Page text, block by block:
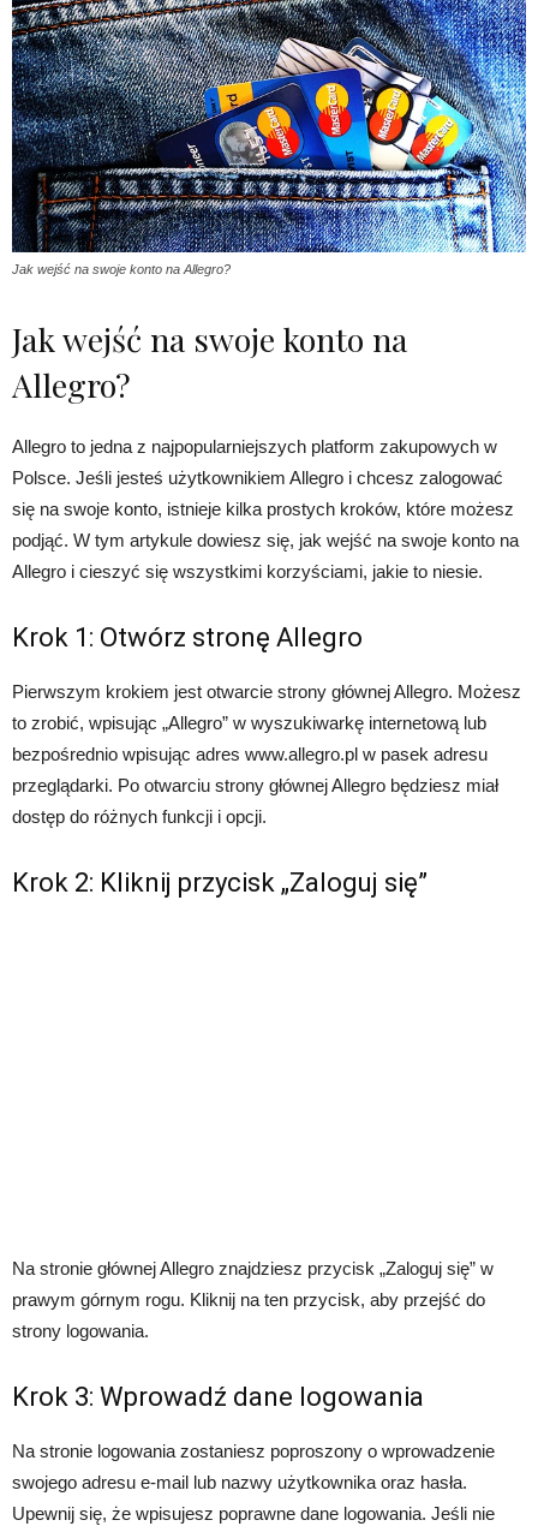
Jak wejść na swoje konto na Allegro?
Jak wejść na swoje konto na
Allegro?
Allegro to jedna z najpopularniejszych platform zakupowych w
Polsce. Jeśli jesteś użytkownikiem Allegro i chcesz zalogować
się na swoje konto, istnieje kilka prostych kroków, które możesz
podjąć. W tym artykule dowiesz się, jak wejść na swoje konto na
Allegro i cieszyć się wszystkimi korzyściami, jakie to niesie.
Krok 1: Otwórz stronę Allegro
Pierwszym krokiem jest otwarcie strony głównej Allegro. Możesz
to zrobić, wpisując „Allegro” w wyszukiwarkę internetową lub
bezpośrednio wpisując adres www.allegro.pl w pasek adresu
przeglądarki. Po otwarciu strony głównej Allegro będziesz miał
dostęp do różnych funkcji i opcji.
Krok 2: Kliknij przycisk „Zaloguj się”
Na stronie głównej Allegro znajdziesz przycisk „Zaloguj się” w
prawym górnym rogu. Kliknij na ten przycisk, aby przejść do
strony logowania.
Krok 3: Wprowadź dane logowania
Na stronie logowania zostaniesz poproszony o wprowadzenie
swojego adresu e-mail lub nazwy użytkownika oraz hasła.
Upewnij się, że wpisujesz poprawne dane logowania. Jeśli nie